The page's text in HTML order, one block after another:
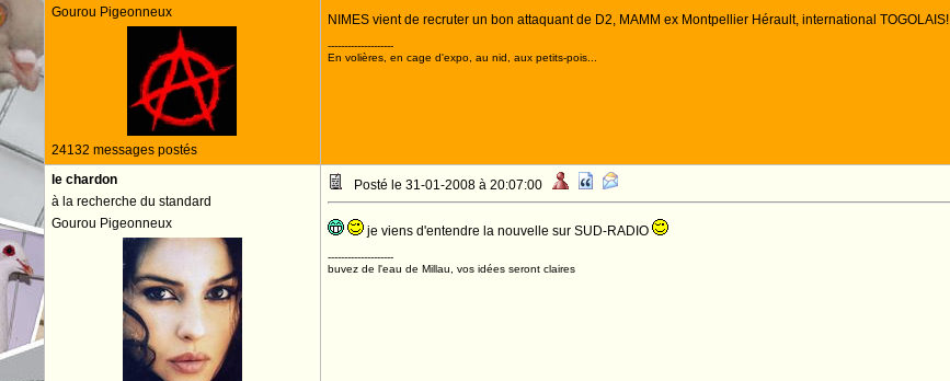
Gourou Pigeonneux
24132 messages postés
NIMES vient de recruter un bon attaquant de D2, MAMM ex Montpellier Hérault, international TOGOLAIS!
--------------------
En volières, en cage d'expo, au nid, aux petits-pois...
le chardon
à la recherche du standard
Gourou Pigeonneux
Posté le 31-01-2008 à 20:07:00
je viens d'entendre la nouvelle sur SUD-RADIO
--------------------
buvez de l'eau de Millau, vos idées seront claires